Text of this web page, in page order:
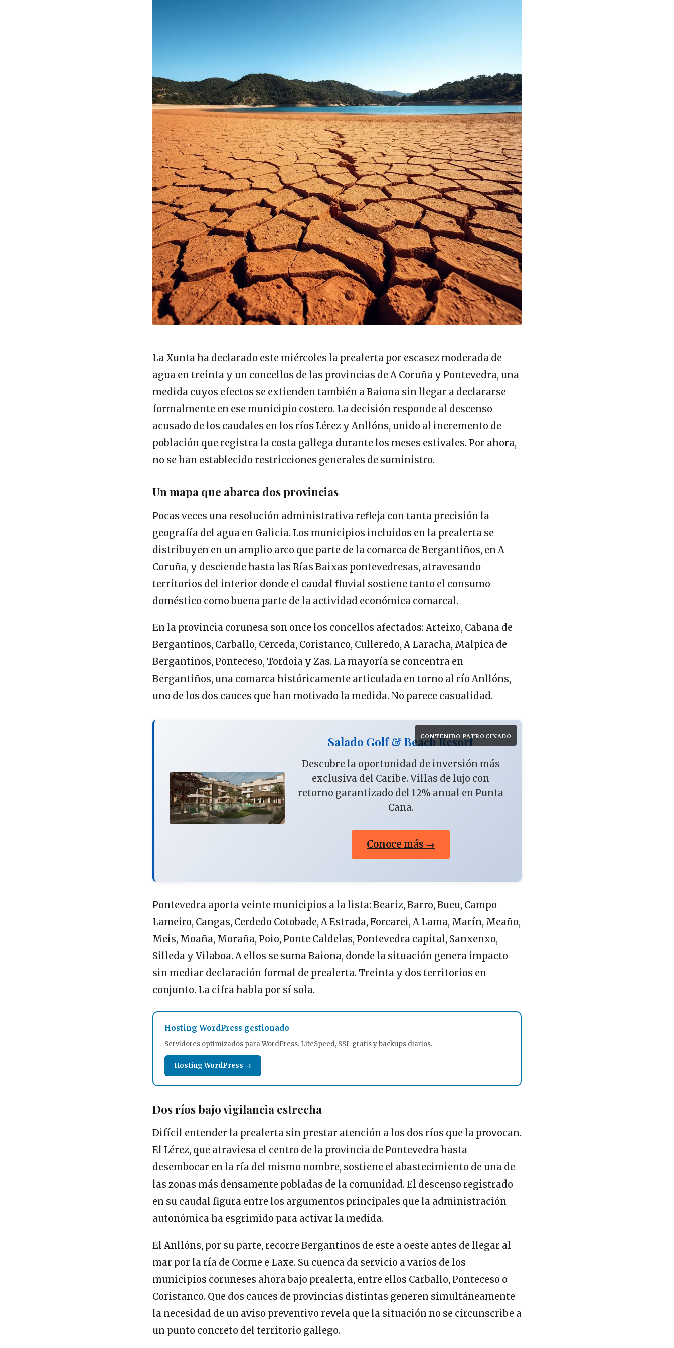
La Xunta ha declarado este miércoles la prealerta por escasez moderada de
agua en treinta y un concellos de las provincias de A Coruña y Pontevedra, una
medida cuyos efectos se extienden también a Baiona sin llegar a declararse
formalmente en ese municipio costero. La decisión responde al descenso
acusado de los caudales en los ríos Lérez y Anllóns, unido al incremento de
población que registra la costa gallega durante los meses estivales. Por ahora,
no se han establecido restricciones generales de suministro.
Un mapa que abarca dos provincias
Pocas veces una resolución administrativa refleja con tanta precisión la
geografía del agua en Galicia. Los municipios incluidos en la prealerta se
distribuyen en un amplio arco que parte de la comarca de Bergantiños, en A
Coruña, y desciende hasta las Rías Baixas pontevedresas, atravesando
territorios del interior donde el caudal fluvial sostiene tanto el consumo
doméstico como buena parte de la actividad económica comarcal.
En la provincia coruñesa son once los concellos afectados: Arteixo, Cabana de
Bergantiños, Carballo, Cerceda, Coristanco, Culleredo, A Laracha, Malpica de
Bergantiños, Ponteceso, Tordoia y Zas. La mayoría se concentra en
Bergantiños, una comarca históricamente articulada en torno al río Anllóns,
uno de los dos cauces que han motivado la medida. No parece casualidad.
CONTENIDO PATROCINADO
Salado Golf & Beach Resort
Descubre la oportunidad de inversión más
exclusiva del Caribe. Villas de lujo con
retorno garantizado del 12% anual en Punta
Cana.
Conoce más →
Pontevedra aporta veinte municipios a la lista: Beariz, Barro, Bueu, Campo
Lameiro, Cangas, Cerdedo Cotobade, A Estrada, Forcarei, A Lama, Marín, Meaño,
Meis, Moaña, Moraña, Poio, Ponte Caldelas, Pontevedra capital, Sanxenxo,
Silleda y Vilaboa. A ellos se suma Baiona, donde la situación genera impacto
sin mediar declaración formal de prealerta. Treinta y dos territorios en
conjunto. La cifra habla por sí sola.
Hosting WordPress gestionado
Servidores optimizados para WordPress. LiteSpeed, SSL gratis y backups diarios.
Hosting WordPress →
Dos ríos bajo vigilancia estrecha
Difícil entender la prealerta sin prestar atención a los dos ríos que la provocan.
El Lérez, que atraviesa el centro de la provincia de Pontevedra hasta
desembocar en la ría del mismo nombre, sostiene el abastecimiento de una de
las zonas más densamente pobladas de la comunidad. El descenso registrado
en su caudal figura entre los argumentos principales que la administración
autonómica ha esgrimido para activar la medida.
El Anllóns, por su parte, recorre Bergantiños de este a oeste antes de llegar al
mar por la ría de Corme e Laxe. Su cuenca da servicio a varios de los
municipios coruñeses ahora bajo prealerta, entre ellos Carballo, Ponteceso o
Coristanco. Que dos cauces de provincias distintas generen simultáneamente
la necesidad de un aviso preventivo revela que la situación no se circunscribe a
un punto concreto del territorio gallego.